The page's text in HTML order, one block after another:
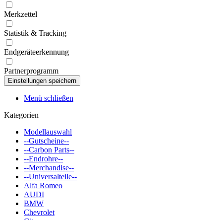
Merkzettel
Statistik & Tracking
Endgeräteerkennung
Partnerprogramm
Menü schließen
Kategorien
Modellauswahl
--Gutscheine--
--Carbon Parts--
--Endrohre--
--Merchandise--
--Universalteile--
Alfa Romeo
AUDI
BMW
Chevrolet